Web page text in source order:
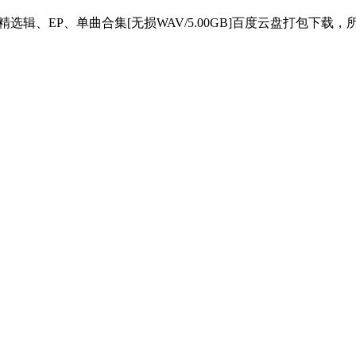
选辑、EP、单曲合集[无损WAV/5.00GB]百度云盘打包下载